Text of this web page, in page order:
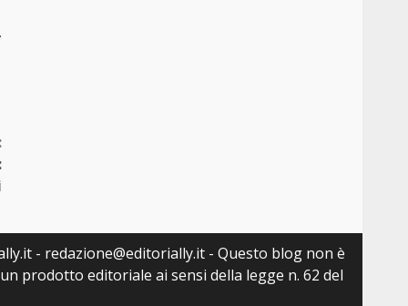
- redazione@editorially.it - Questo blog non è
prodotto editoriale ai sensi della legge n. 62 del